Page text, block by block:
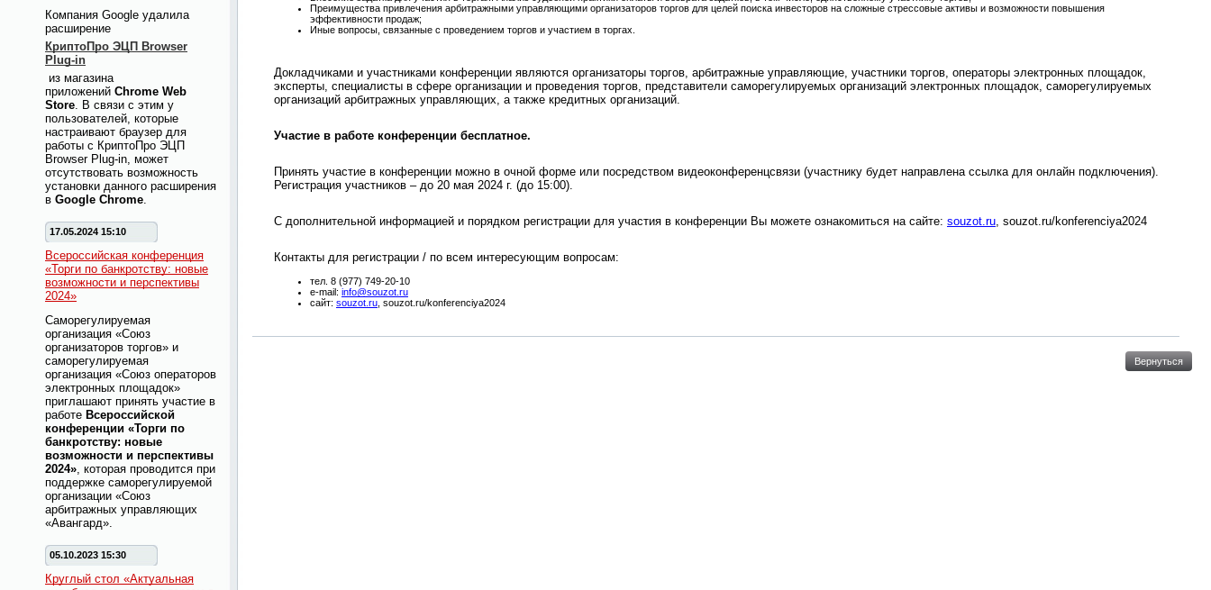
Компания Google удалила
расширение
КриптоПро ЭЦП Browser
Plug-in
из магазина
приложений Chrome Web
Store. В связи с этим у
пользователей, которые
настраивают браузер для
работы с КриптоПро ЭЦП
Browser Plug-in, может
отсутствовать возможность
установки данного расширения
в Google Chrome.
17.05.2024 15:10
Всероссийская конференция
«Торги по банкротству: новые
возможности и перспективы
2024»
Саморегулируемая
организация «Союз
организаторов торгов» и
саморегулируемая
организация «Союз операторов
электронных площадок»
приглашают принять участие в
работе Всероссийской
конференции «Торги по
банкротству: новые
возможности и перспективы
2024», которая проводится при
поддержке саморегулируемой
организации «Союз
арбитражных управляющих
«Авангард».
05.10.2023 15:30
Круглый стол «Актуальная
Преимущества привлечения арбитражными управляющими организаторов торгов для целей поиска инвесторов на сложные стрессовые активы и возможности повышения
эффективности продаж;
Иные вопросы, связанные с проведением торгов и участием в торгах.
Докладчиками и участниками конференции являются организаторы торгов, арбитражные управляющие, участники торгов, операторы электронных площадок,
эксперты, специалисты в сфере организации и проведения торгов, представители саморегулируемых организаций электронных площадок, саморегулируемых
организаций арбитражных управляющих, а также кредитных организаций.
Участие в работе конференции бесплатное.
Принять участие в конференции можно в очной форме или посредством видеоконференцсвязи (участнику будет направлена ссылка для онлайн подключения).
Регистрация участников – до 20 мая 2024 г. (до 15:00).
С дополнительной информацией и порядком регистрации для участия в конференции Вы можете ознакомиться на сайте: souzot.ru, souzot.ru/konferenciya2024
Контакты для регистрации / по всем интересующим вопросам:
тел. 8 (977) 749-20-10
e-mail: info@souzot.ru
сайт: souzot.ru , souzot.ru/konferenciya2024